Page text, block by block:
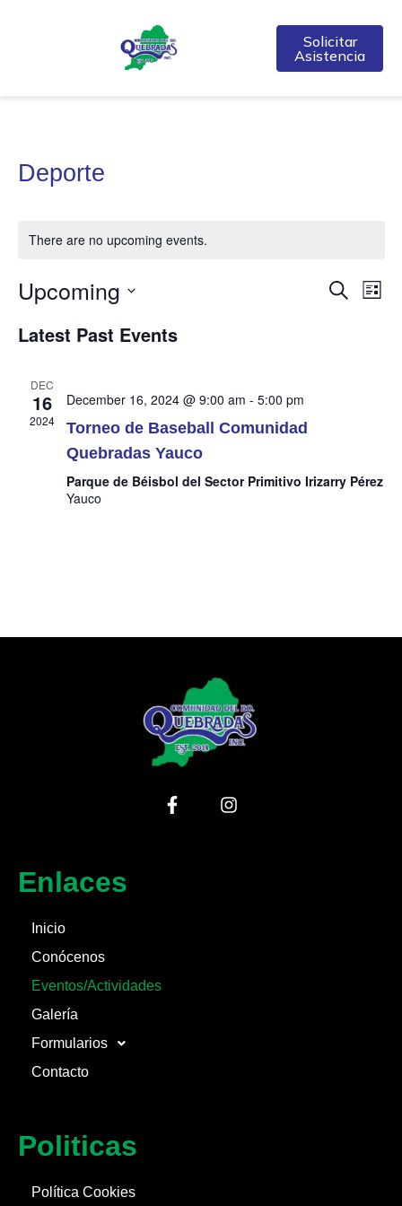
Solicitar
Asistencia
Deporte
There are no upcoming events.
Search
List
Upcoming
date.
Latest Past Events
DEC
16
2024
December 16, 2024 @ 9:00 am - 5:00 pm
Torneo de Baseball Comunidad
Quebradas Yauco
Parque de Béisbol del Sector Primitivo Irizarry Pérez
Yauco
Enlaces
Inicio
Conócenos
Eventos/Actividades
Galería
Formularios
Contacto
Politicas
Política Cookies